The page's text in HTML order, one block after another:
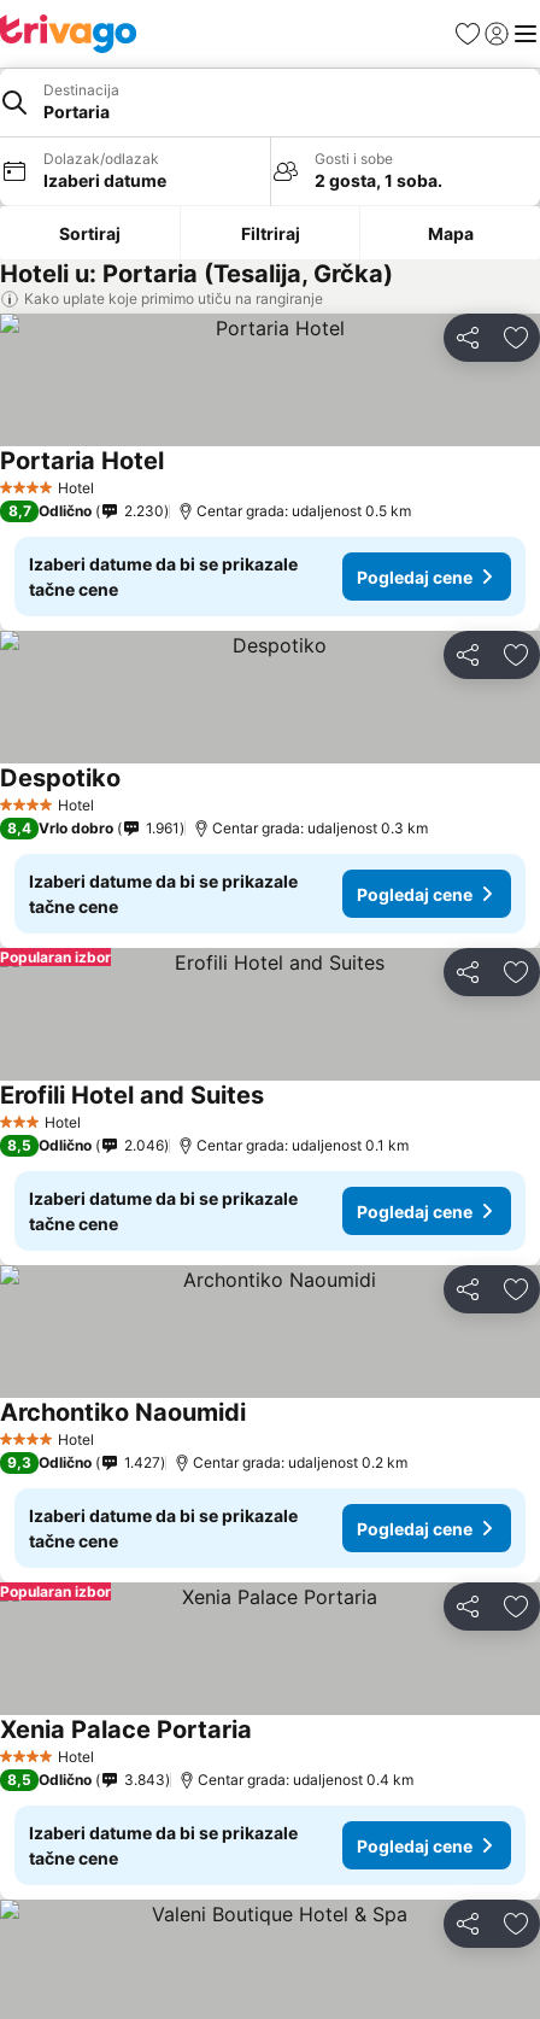
FavoritiPrijavi
Destinacija
Portaria
Dolazak/odlazak
Izaberi datume
Gosti i sobe
2 gosta, 1 soba.
Sortiraj Filtriraj Mapa
Hoteli u: Portaria (Tesalija, Grčka)
Kako uplate koje primimo utiču na rangiranje
Deli
4 ZvezdiceHotel
Portaria Hotel
8,7 Odlično 2.230 Centar grada: udaljenost 0.5 km
Izaberi datume da bi se prikazale
tačne cene
Pogledaj cene
Deli
4 ZvezdiceHotel
Despotiko
8,4 Vrlo dobro 1.961 Centar grada: udaljenost 0.3 km
Izaberi datume da bi se prikazale
tačne cene
Pogledaj cene
Deli
Popularan izbor
3 Zvezdice
Hotel
Erofili Hotel and Suites
8,5 Odlično 2.046 Centar grada: udaljenost 0.1 km
Izaberi datume da bi se prikazale
tačne cene
Pogledaj cene
Deli
4 ZvezdiceHotel
Archontiko Naoumidi
9,3 Odlično 1.427 Centar grada: udaljenost 0.2 km
Izaberi datume da bi se prikazale
tačne cene
Pogledaj cene
Deli
Popularan izbor
4 ZvezdiceHotel
Xenia Palace Portaria
8,5 Odlično 3.843 Centar grada: udaljenost 0.4 km
Izaberi datume da bi se prikazale
tačne cene
Pogledaj cene
Deli